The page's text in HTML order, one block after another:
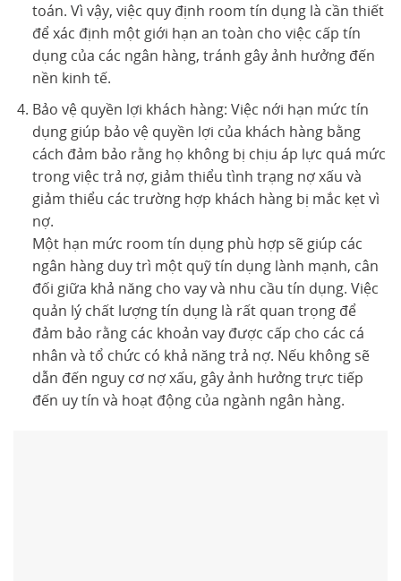
toán. Vì vậy, việc quy định room tín dụng là cần thiết
để xác định một giới hạn an toàn cho việc cấp tín
dụng của các ngân hàng, tránh gây ảnh hưởng đến
nền kinh tế.
Bảo vệ quyền lợi khách hàng: Việc nới hạn mức tín
dụng giúp bảo vệ quyền lợi của khách hàng bằng
cách đảm bảo rằng họ không bị chịu áp lực quá mức
trong việc trả nợ, giảm thiểu tình trạng nợ xấu và
giảm thiểu các trường hợp khách hàng bị mắc kẹt vì
nợ.
Một hạn mức room tín dụng phù hợp sẽ giúp các
ngân hàng duy trì một quỹ tín dụng lành mạnh, cân
đối giữa khả năng cho vay và nhu cầu tín dụng. Việc
quản lý chất lượng tín dụng là rất quan trọng để
đảm bảo rằng các khoản vay được cấp cho các cá
nhân và tổ chức có khả năng trả nợ. Nếu không sẽ
dẫn đến nguy cơ nợ xấu, gây ảnh hưởng trực tiếp
đến uy tín và hoạt động của ngành ngân hàng.